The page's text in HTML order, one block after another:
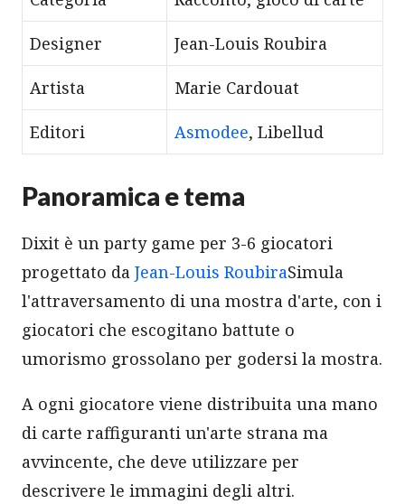
Designer Jean-Louis Roubira
Artista Marie Cardouat
Editori Asmodee, Libellud
Panoramica e tema
Dixit è un party game per 3-6 giocatori
progettato da Jean-Louis RoubiraSimula
l'attraversamento di una mostra d'arte, con i
giocatori che escogitano battute o
umorismo grossolano per godersi la mostra.
A ogni giocatore viene distribuita una mano
di carte raffiguranti un'arte strana ma
avvincente, che deve utilizzare per
descrivere le immagini degli altri.